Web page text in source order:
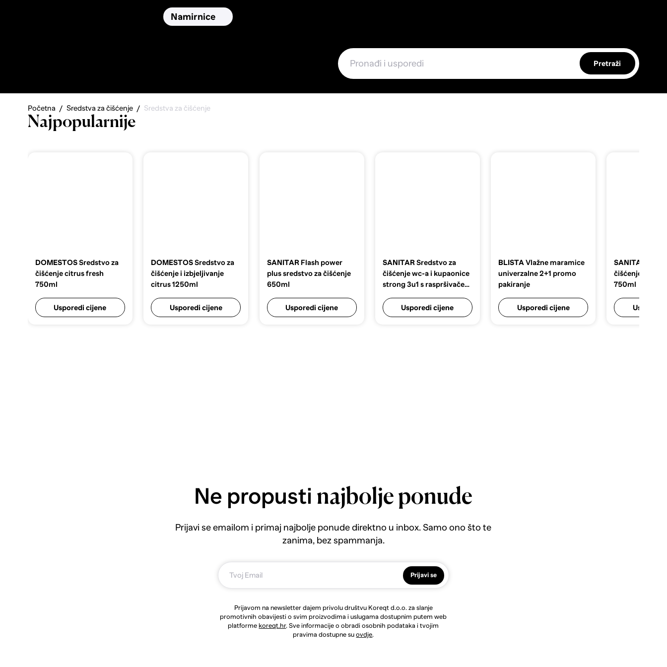
Namirnice
Pretraži
Početna Sredstva za čišćenje Sredstva za čišćenje
Najpopularnije
DOMESTOSSredstvo za
čišćenje citrus fresh
750ml
Usporedi cijene
DOMESTOSSredstvo za
čišćenje i izbjeljivanje
citrus 1250ml
Usporedi cijene
SANITAR Flash power
plus sredstvo za čišćenje
650ml
Usporedi cijene
SANITARSredstvo za
čišćenje wc-a i kupaonice
strong 3u1 s raspršivačem
Usporedi cijene
BLISTAVlažne maramice
univerzalne 2+1 promo
pakiranje
Usporedi cijene
SANITAR
čišćenje
750ml
Usporedi
Ne propusti najbolje ponude
Prijavi se emailom i primaj najbolje ponude direktno u inbox. Samo ono što te
zanima, bez spammanja.
Prijavi se
Prijavom na newsletter dajem privolu društvu Koreqt d.o.o. za slanje
promotivnih obavijesti o svim proizvodima i uslugama dostupnim putem web
platforme koreqt.hr. Sve informacije o obradi osobnih podataka i tvojim
pravima dostupne suovdje.